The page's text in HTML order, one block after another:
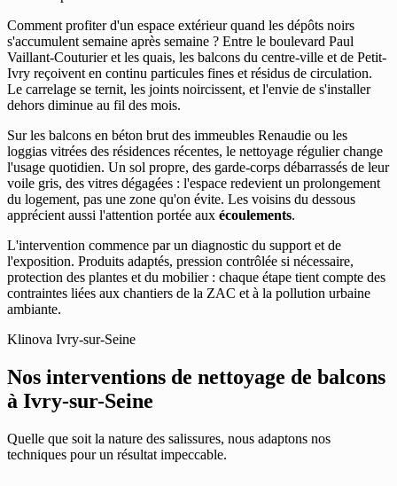
Comment profiter d'un espace extérieur quand les dépôts noirs
s'accumulent semaine après semaine ? Entre le boulevard Paul
Vaillant-Couturier et les quais, les balcons du centre-ville et de Petit-
Ivry reçoivent en continu particules fines et résidus de circulation.
Le carrelage se ternit, les joints noircissent, et l'envie de s'installer
dehors diminue au fil des mois.
Sur les balcons en béton brut des immeubles Renaudie ou les
loggias vitrées des résidences récentes, le nettoyage régulier change
l'usage quotidien. Un sol propre, des garde-corps débarrassés de leur
voile gris, des vitres dégagées : l'espace redevient un prolongement
du logement, pas une zone qu'on évite. Les voisins du dessous
apprécient aussi l'attention portée aux écoulements.
L'intervention commence par un diagnostic du support et de
l'exposition. Produits adaptés, pression contrôlée si nécessaire,
protection des plantes et du mobilier : chaque étape tient compte des
contraintes liées aux chantiers de la ZAC et à la pollution urbaine
ambiante.
Klinova Ivry-sur-Seine
Nos interventions de nettoyage de balcons
à Ivry-sur-Seine
Quelle que soit la nature des salissures, nous adaptons nos
techniques pour un résultat impeccable.